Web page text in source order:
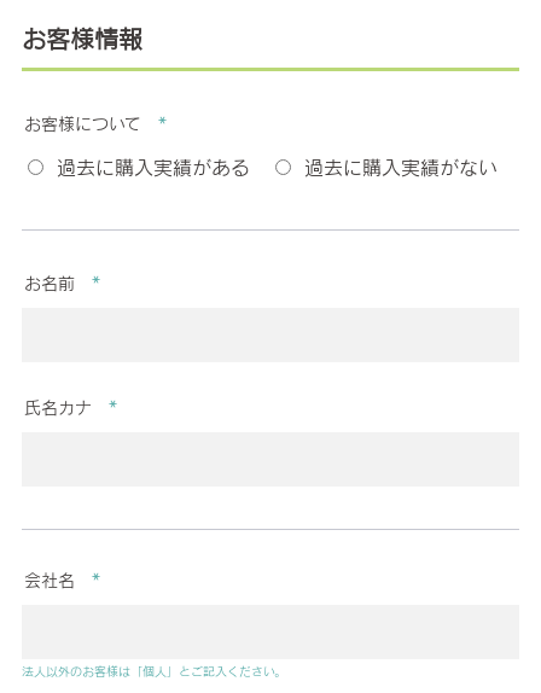
お客様情報
お客様について *
過去に購入実績がある 過去に購入実績がない
お名前 *
氏名カナ *
会社名 *
法人以外のお客様は「個人」とご記入ください。